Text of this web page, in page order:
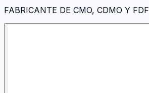
FABRICANTE DE CMO, CDMO Y FDF